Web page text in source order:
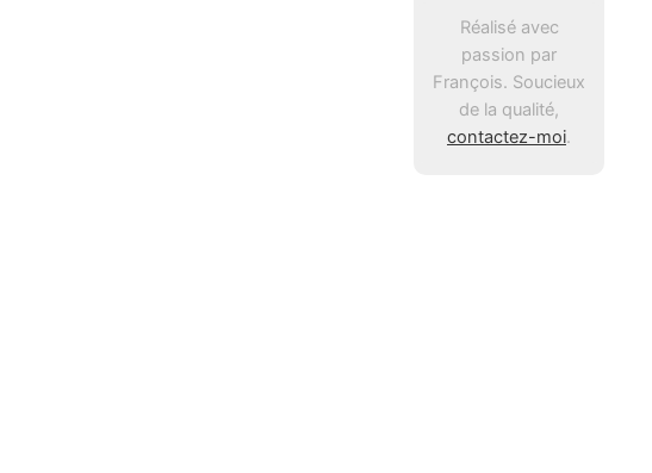
Réalisé avec
passion par
François. Soucieux
de la qualité,
contactez-moi.